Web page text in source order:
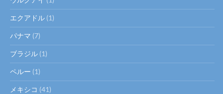
エクアドル (1)
パナマ (7)
ブラジル (1)
ペルー (1)
メキシコ (41)